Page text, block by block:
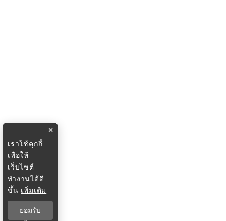
×
เราใช้คุกกี้
เพื่อให้
เว็บไซต์
ทำงานได้ดี
ขึ้น เพิ่มเติม
ยอมรับ